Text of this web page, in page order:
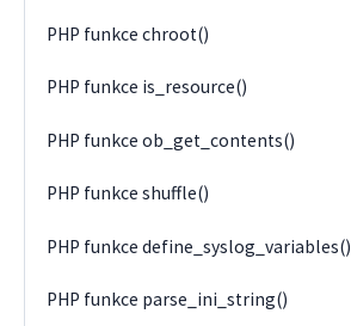
PHP funkce chroot()
PHP funkce is_resource()
PHP funkce ob_get_contents()
PHP funkce shuffle()
PHP funkce define_syslog_variables()
PHP funkce parse_ini_string()